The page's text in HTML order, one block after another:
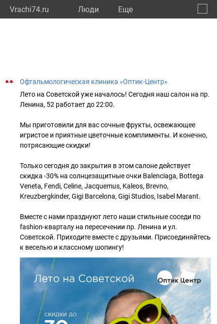
Vrachi74.ru Люди Eще
Офтальмологическая клиника «Оптик-Центр»
Лето на Советской уже началось! Сегодня наш салон на пр.
Ленина, 52 работает до 22:00.
Мы приготовили для вас сочные фрукты, освежающее
игристое и приятные цветочные комплименты. И конечно,
потрясающие скидки!
Только сегодня до закрытия в этом салоне действует
скидка -30% на солнцезащитные очки Balenciaga, Bottega
Veneta, Fendi, Celine, Jacquemus, Kaleos, Brevno,
Kreuzbergkinder, Gigi Barcelona, Gigi Studios, Isabel Marant.
Вместе с нами празднуют лето наши стильные соседи по
fashion-кварталу на пересечении пр. Ленина и ул.
Советской. Приходите вместе с друзьями. Присоединяйтесь
к веселью и классному шопингу!